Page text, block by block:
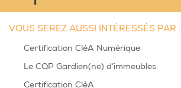
VOUS SEREZ AUSSI INTÉRESSÉS PAR :
Certification CléA Numérique
Le CQP Gardien(ne) d’immeubles
Certification CléA